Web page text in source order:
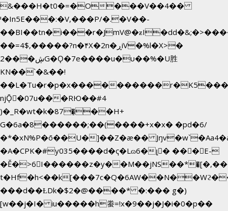
&���H�t0�=�O���V��4��
י�In5E���:�V,���P/�.�V��-
��=4$,�����?n�۴X�2n�ڕiV�%l�X>�
2���ڜG�Ǫ�7e����u�υ��%�U胜
KN��`�&��!
��L�Tu�r�p�x����
njǬ�07u���RЮ��#4
)�_R�wt�k�87�̠��H+
G�6a�8������;��(����+x�x� �pd�6/
�*�xN%P�ō��U�]��Z�æ��
�A�CPK�#y035����d�ҁ�Lɷ6�լ� ���E-
�Ě�>6򁊔I������z�y�
���d��ȽDk�$2�@����* �:��� g�)
[w��j�I� iu�����h䖭=!x�9��j�J�i�0�p��